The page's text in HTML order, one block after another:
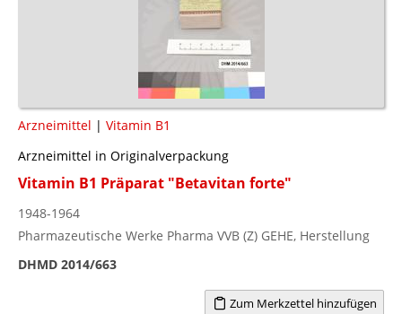
Arzneimittel | Vitamin B1
Arzneimittel in Originalverpackung
Vitamin B1 Präparat "Betavitan forte"
1948-1964
Pharmazeutische Werke Pharma VVB (Z) GEHE, Herstellung
DHMD 2014/663
Zum Merkzettel hinzufügen